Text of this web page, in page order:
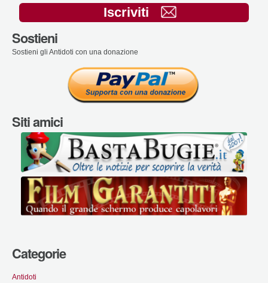
Iscriviti
Sostieni
Sostieni gli Antidoti con una donazione
Siti amici
Categorie
Antidoti